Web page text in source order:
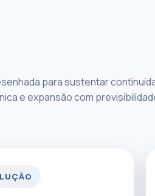
para sustentar
e expansão com